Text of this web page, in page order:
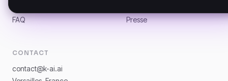
FAQ
Presse
CONTACT
contact@k-ai.ai